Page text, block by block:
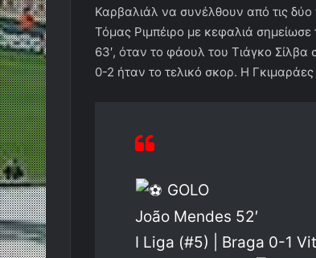
Καρβαλιάλ να συνέλθουν από τις δύο
Τόμας Ριμπέιρο με κεφαλιά
63′, όταν το φάουλ του Τιάγκο Σίλβα
0-2 ήταν το τελικό σκορ. Η
GOLO
João Mendes 52′
I Liga (#5) | Braga 0-1